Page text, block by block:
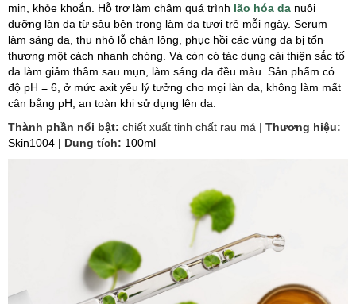
mịn, khỏe khoắn. Hỗ trợ làm chậm quá trình lão hóa da nuôi
dưỡng làn da từ sâu bên trong làm da tươi trẻ mỗi ngày. Serum
làm sáng da, thu nhỏ lỗ chân lông, phục hồi các vùng da bị tổn
thương một cách nhanh chóng. Và còn có tác dụng cải thiện sắc tố
da làm giảm thâm sau mụn, làm sáng da đều màu. Sản phẩm có
độ pH = 6, ở mức axit yếu lý tưởng cho mọi làn da, không làm mất
cân bằng pH, an toàn khi sử dụng lên da.
Thành phần nổi bật: chiết xuất tinh chất rau má | Thương hiệu:
Skin1004 | Dung tích: 100ml